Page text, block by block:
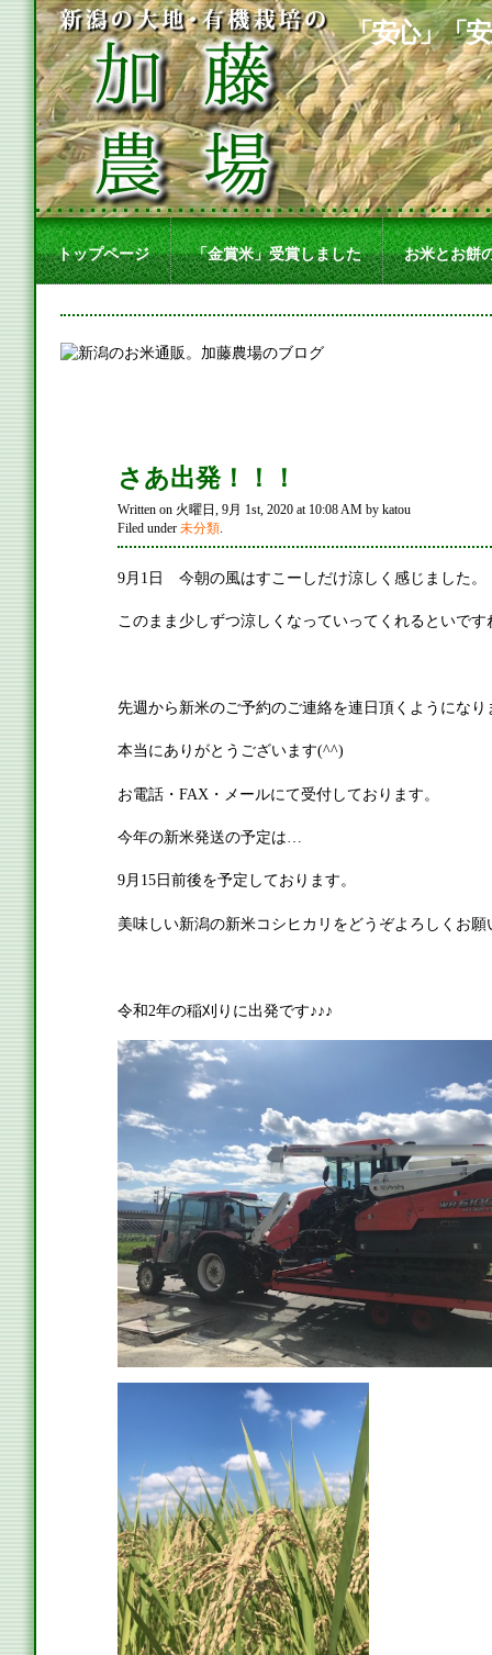
「安心」「
トップページ 「金賞米」受賞しました お米とお餅
さあ出発！！！
Written on 火曜日, 9月 1st, 2020 at 10:08 AM by katou
Filed under 未分類.
9月1日 今朝の風はすこーしだけ涼しく感じました。
このまま少しずつ涼しくなっていってくれるといです
先週から新米のご予約のご連絡を連日頂くようになり
本当にありがとうございます(^^)
お電話・FAX・メールにて受付しております。
今年の新米発送の予定は…
9月15日前後を予定しております。
美味しい新潟の新米コシヒカリをどうぞよろしくお願
令和2年の稲刈りに出発です♪♪♪